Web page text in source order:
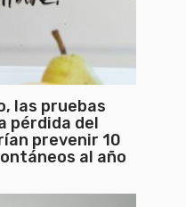
las pruebas
pérdida del
prevenir 10
al año